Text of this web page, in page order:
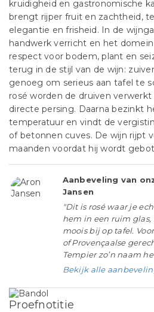
kruidigheid en gastronomische
brengt rijper fruit en zachtheid,
elegantie en frisheid. In de
handwerk verricht en het
respect voor bodem, plant en
terug in de stijl van de wijn:
genoeg om serieus aan tafel te
rosé worden de druiven
directe persing. Daarna bezinkt
temperatuur en vindt de
of betonnen cuves. De wijn rijpt
maanden voordat hij wordt
Aanbeveling van
Jansen
"Dit is rosé waar je
hem in een ruim glas,
moois bij op tafel.
of Provençaalse
Tempier zo’n naam
Bekijk alle
Proefnotitie